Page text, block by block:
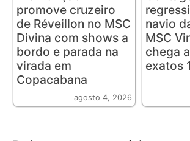
promove cruzeiro
de Réveillon no MSC
Divina com shows a
bordo e parada na
virada em
Copacabana
agosto 4, 2026
navio
MSC
chega
exatos